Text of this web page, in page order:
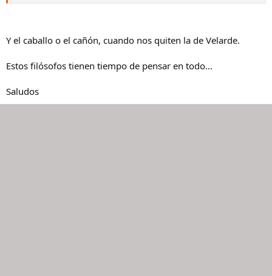
Y el caballo o el cañón, cuando nos quiten la de Velarde.
Estos filósofos tienen tiempo de pensar en todo...
Saludos